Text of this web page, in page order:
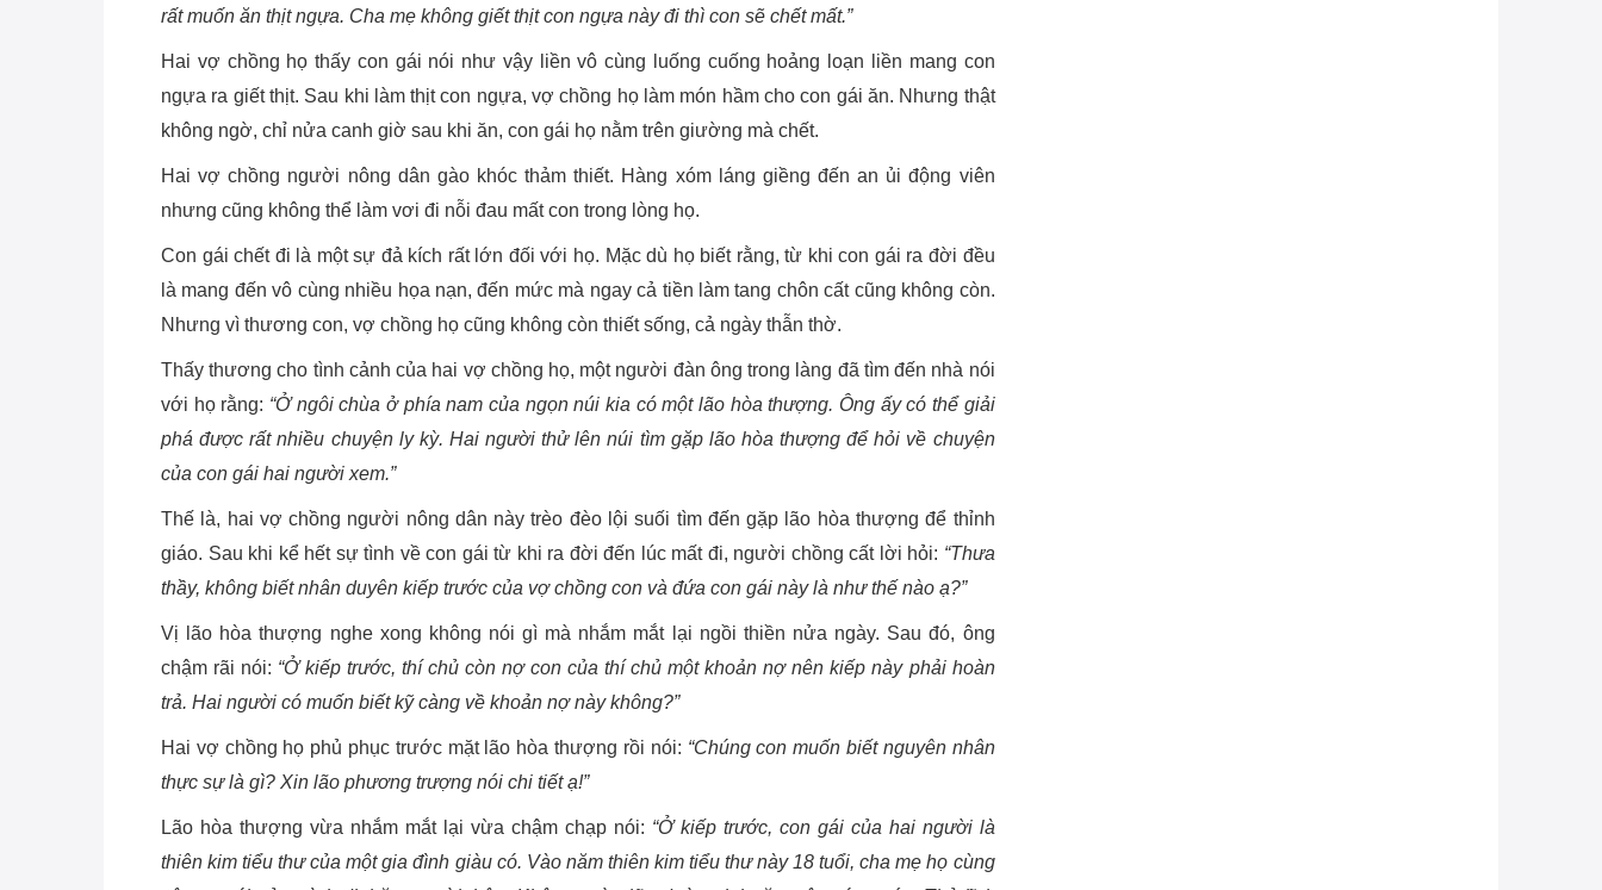
rất muốn ăn thịt ngựa. Cha mẹ không giết thịt con ngựa này đi thì con sẽ chết mất.”
Hai vợ chồng họ thấy con gái nói như vậy liền vô cùng luống cuống hoảng loạn liền mang con
ngựa ra giết thịt. Sau khi làm thịt con ngựa, vợ chồng họ làm món hầm cho con gái ăn. Nhưng thật
không ngờ, chỉ nửa canh giờ sau khi ăn, con gái họ nằm trên giường mà chết.
Hai vợ chồng người nông dân gào khóc thảm thiết. Hàng xóm láng giềng đến an ủi động viên
nhưng cũng không thể làm vơi đi nỗi đau mất con trong lòng họ.
Con gái chết đi là một sự đả kích rất lớn đối với họ. Mặc dù họ biết rằng, từ khi con gái ra đời đều
là mang đến vô cùng nhiều họa nạn, đến mức mà ngay cả tiền làm tang chôn cất cũng không còn.
Nhưng vì thương con, vợ chồng họ cũng không còn thiết sống, cả ngày thẫn thờ.
Thấy thương cho tình cảnh của hai vợ chồng họ, một người đàn ông trong làng đã tìm đến nhà nói
với họ rằng: “Ở ngôi chùa ở phía nam của ngọn núi kia có một lão hòa thượng. Ông ấy có thể giải
phá được rất nhiều chuyện ly kỳ. Hai người thử lên núi tìm gặp lão hòa thượng để hỏi về chuyện
của con gái hai người xem.”
Thế là, hai vợ chồng người nông dân này trèo đèo lội suối tìm đến gặp lão hòa thượng để thỉnh
giáo. Sau khi kể hết sự tình về con gái từ khi ra đời đến lúc mất đi, người chồng cất lời hỏi: “Thưa
thầy, không biết nhân duyên kiếp trước của vợ chồng con và đứa con gái này là như thế nào ạ?”
Vị lão hòa thượng nghe xong không nói gì mà nhắm mắt lại ngồi thiền nửa ngày. Sau đó, ông
chậm rãi nói: “Ở kiếp trước, thí chủ còn nợ con của thí chủ một khoản nợ nên kiếp này phải hoàn
trả. Hai người có muốn biết kỹ càng về khoản nợ này không?”
Hai vợ chồng họ phủ phục trước mặt lão hòa thượng rồi nói: “Chúng con muốn biết nguyên nhân
thực sự là gì? Xin lão phương trượng nói chi tiết ạ!”
Lão hòa thượng vừa nhắm mắt lại vừa chậm chạp nói: “Ở kiếp trước, con gái của hai người là
thiên kim tiểu thư của một gia đình giàu có. Vào năm thiên kim tiểu thư này 18 tuổi, cha mẹ họ cùng